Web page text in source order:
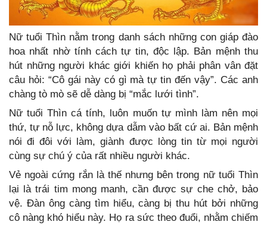
Nữ tuổi Thìn nằm trong danh sách những con giáp đào
hoa nhất nhờ tính cách tự tin, độc lập. Bản mệnh thu
hút những người khác giới khiến họ phải phân vân đặt
câu hỏi: “Cô gái này có gì mà tự tin đến vậy”. Các anh
chàng tò mò sẽ dễ dàng bị “mắc lưới tình”.
Nữ tuổi Thìn cá tính, luôn muốn tự mình làm nên mọi
thứ, tự nỗ lực, không dựa dẫm vào bất cứ ai. Bản mệnh
nói đi đôi với làm, giành được lòng tin từ mọi người
cùng sự chú ý của rất nhiều người khác.
Vẻ ngoài cứng rắn là thế nhưng bên trong nữ tuổi Thìn
lại là trái tim mong manh, cần được sự che chở, bảo
vệ. Đàn ông càng tìm hiểu, càng bị thu hút bởi những
cô nàng khó hiểu này. Họ ra sức theo đuổi, nhằm chiếm